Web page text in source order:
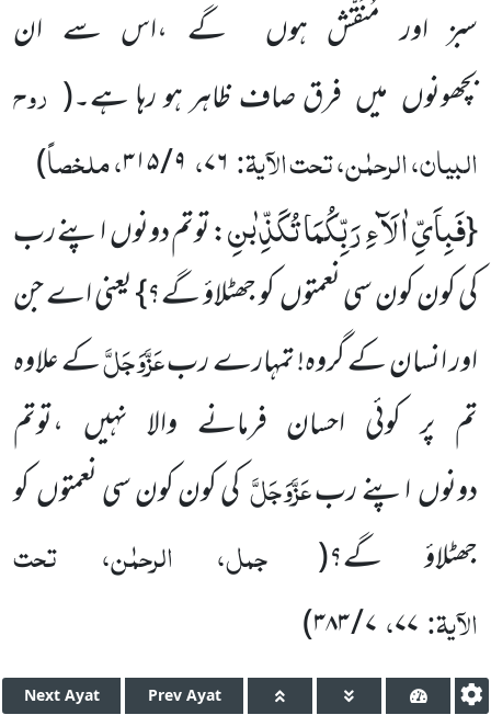
سبز اور مُنَقّش ہوں گے ،اس سے ان
بچھونوں میں فرق صاف ظاہر ہو رہا ہے۔( روح
البیان، الرحمٰن، تحت الآیۃ: ۷۶، ۹ / ۳۱۵ ، ملخصاً)
{فَبِاَیِّ اٰلَآءِ رَبِّكُمَا تُكَذِّبٰنِ: توتم دونوں اپنے رب
کی کون کون سی نعمتوں کو جھٹلاؤ گے؟} یعنی اے جن
اور انسان کے گروہ! تمہارے ربعَزَّوَجَلَّکے علاوہ
تم پر کوئی احسان فرمانے والا نہیں ،توتم
دونوں اپنے ربعَزَّوَجَلَّکی کون کون سی نعمتوں کو
جھٹلاؤ گے؟(
جمل، الرحمٰن، تحت
الآیۃ:۷۷،۷ / ۳۸۳ )
Next Ayat Prev Ayat